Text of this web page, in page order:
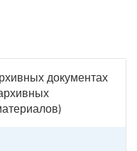
документах